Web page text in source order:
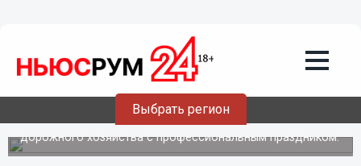
Выбрать регион
Состояние автотрасс и
внутригородских дорог лучше всяких
слов говорит о положении дел в
экономике – Никитин
Глава Нижегородской области поздравил работников
дорожного хозяйства с профессиональным праздником.